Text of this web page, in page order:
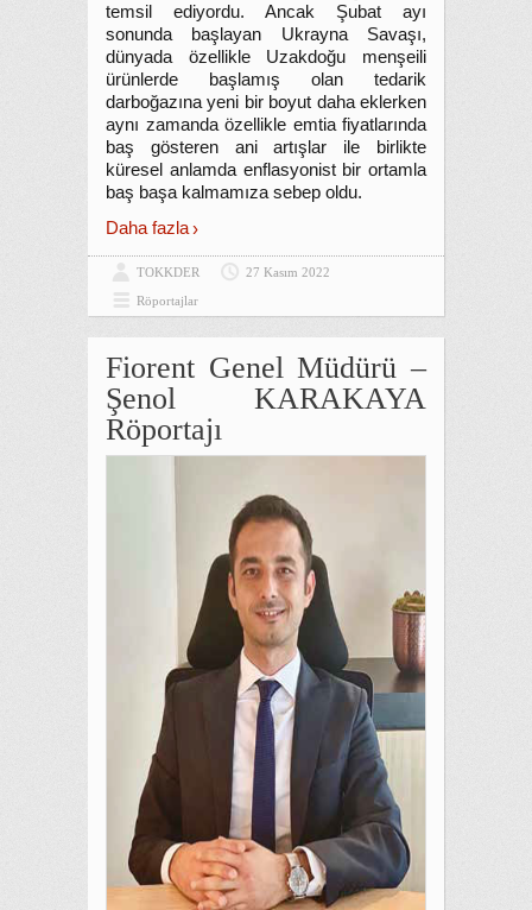
temsil ediyordu. Ancak Şubat ayı
sonunda başlayan Ukrayna Savaşı,
dünyada özellikle Uzakdoğu menşeili
ürünlerde başlamış olan tedarik
darboğazına yeni bir boyut daha eklerken
aynı zamanda özellikle emtia fiyatlarında
baş gösteren ani artışlar ile birlikte
küresel anlamda enflasyonist bir ortamla
baş başa kalmamıza sebep oldu.
Daha fazla
TOKKDER
27 Kasım 2022
Röportajlar
Fiorent Genel Müdürü –
Şenol KARAKAYA
Röportajı